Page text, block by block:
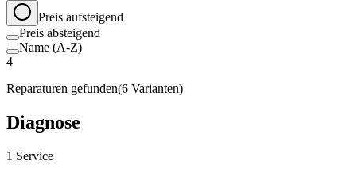
Preis aufsteigend
Preis absteigend
Name (A-Z)
4
Reparaturen gefunden(6 Varianten)
Diagnose
1 Service